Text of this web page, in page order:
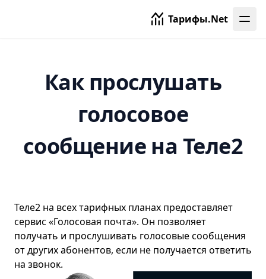
Тарифы.Net
Оренбург
Павловский Посад
Пермь
Реутов
Ростов
Рязань
Как прослушать
голосовое
сообщение на Теле2
Теле2 на всех тарифных планах предоставляет
сервис «Голосовая почта». Он позволяет
получать и прослушивать голосовые сообщения
от других абонентов, если не получается ответить
на звонок.